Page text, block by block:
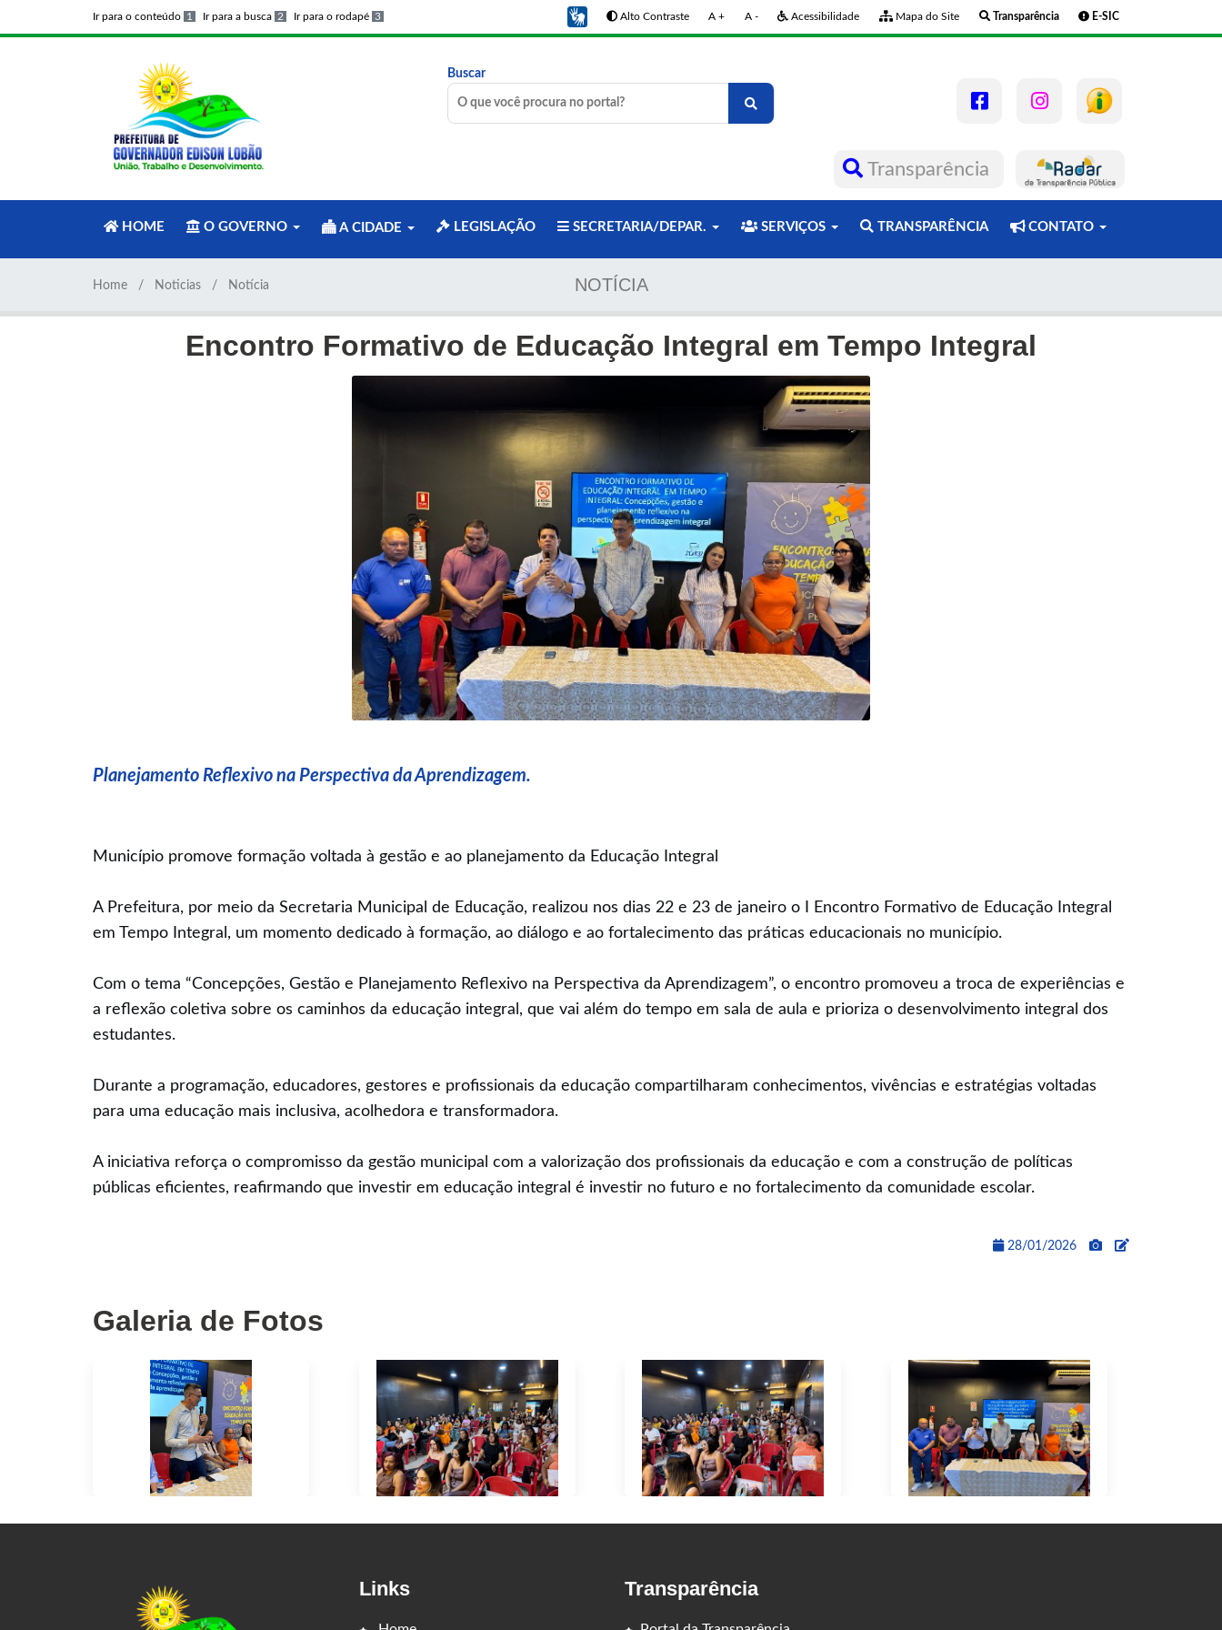
Ir para o conteúdo 1 Ir para a busca 2 Ir para o rodapé 3 Alto Contraste A + A - Acessibilidade Mapa do Site Transparência E-SIC
Buscar
Transparência
HOME O GOVERNO A CIDADE LEGISLAÇÃO SECRETARIA/DEPAR. SERVIÇOS TRANSPARÊNCIA CONTATO
NOTÍCIA
Home Noticias Notícia
Encontro Formativo de Educação Integral em Tempo Integral
Planejamento Reflexivo na Perspectiva da Aprendizagem.
Município promove formação voltada à gestão e ao planejamento da Educação Integral
A Prefeitura, por meio da Secretaria Municipal de Educação, realizou nos dias 22 e 23 de janeiro o I Encontro Formativo de Educação Integral
em Tempo Integral, um momento dedicado à formação, ao diálogo e ao fortalecimento das práticas educacionais no município.
Com o tema “Concepções, Gestão e Planejamento Reflexivo na Perspectiva da Aprendizagem”, o encontro promoveu a troca de experiências e
a reflexão coletiva sobre os caminhos da educação integral, que vai além do tempo em sala de aula e prioriza o desenvolvimento integral dos
estudantes.
Durante a programação, educadores, gestores e profissionais da educação compartilharam conhecimentos, vivências e estratégias voltadas
para uma educação mais inclusiva, acolhedora e transformadora.
A iniciativa reforça o compromisso da gestão municipal com a valorização dos profissionais da educação e com a construção de políticas
públicas eficientes, reafirmando que investir em educação integral é investir no futuro e no fortalecimento da comunidade escolar.
28/01/2026
Galeria de Fotos
Links Transparência